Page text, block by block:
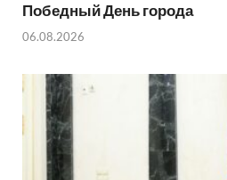
Победный День города
06.08.2026